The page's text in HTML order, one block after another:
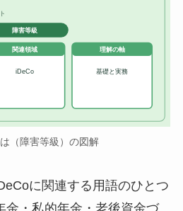
障害等級
関連領域
iDeCo
理解の軸
基礎と実務
（障害等級）の図解
に関連する用語のひとつ
金・私的年金・老後資金づ